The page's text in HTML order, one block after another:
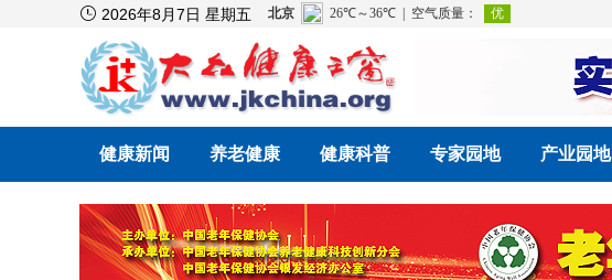
 2026年8月7日 星期五
健康新闻 养老健康 健康科普 专家园地 产业园地